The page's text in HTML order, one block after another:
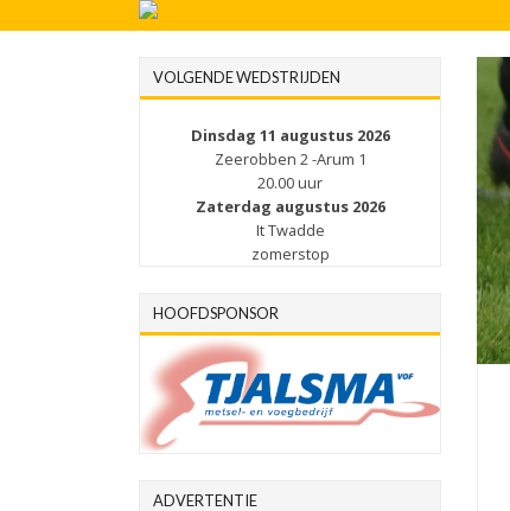
VOLGENDE WEDSTRIJDEN
Dinsdag 11 augustus 2026
Zeerobben 2 -Arum 1
20.00 uur
Zaterdag augustus 2026
It Twadde
zomerstop
HOOFDSPONSOR
ADVERTENTIE